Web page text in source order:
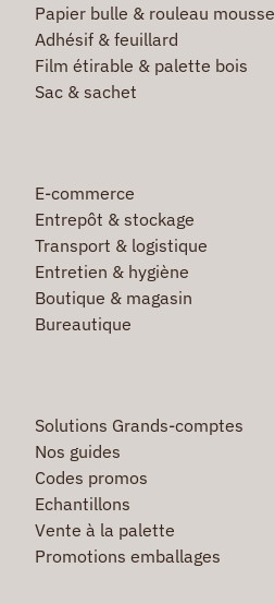
Papier bulle & rouleau mousse
Adhésif & feuillard
Film étirable & palette bois
Sac & sachet
E-commerce
Entrepôt & stockage
Transport & logistique
Entretien & hygiène
Boutique & magasin
Bureautique
Solutions Grands-comptes
Nos guides
Codes promos
Echantillons
Vente à la palette
Promotions emballages